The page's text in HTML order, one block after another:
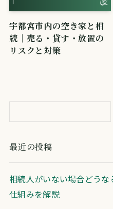
宇都宮市内の空き家と相
続｜売る・貸す・放置の
リスクと対策
最近の投稿
相続人がいない場合どう
仕組みを解説